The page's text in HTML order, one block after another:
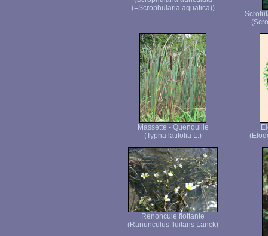
(=Scrophularia aquatica))
Massette - Quenouille
(Typha latifolia L.)
Renoncule flottante
(Ranunculus fluitans Lanck)